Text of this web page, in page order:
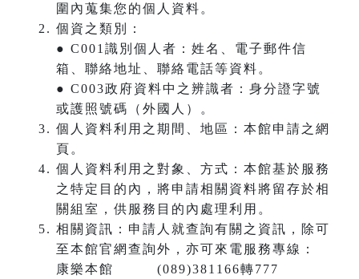
圍內蒐集您的個人資料。
個資之類別：
● C001識別個人者：姓名、電子郵件信
箱、聯絡地址、聯絡電話等資料。
● C003政府資料中之辨識者：身分證字號
或護照號碼（外國人）。
個人資料利用之期間、地區：本館申請之網
頁。
個人資料利用之對象、方式：本館基於服務
之特定目的內，將申請相關資料將留存於相
關組室，供服務目的內處理利用。
相關資訊：申請人就查詢有關之資訊，除可
至本館官網查詢外，亦可來電服務專線：
康樂本館 (089)381166轉777